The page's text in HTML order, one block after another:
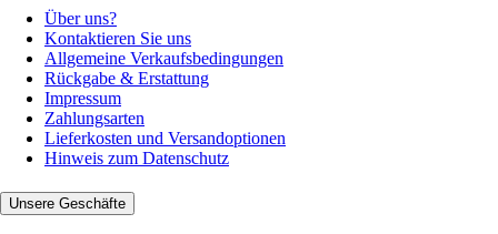
Über uns?
Kontaktieren Sie uns
Allgemeine Verkaufsbedingungen
Rückgabe & Erstattung
Impressum
Zahlungsarten
Lieferkosten und Versandoptionen
Hinweis zum Datenschutz
Unsere Geschäfte